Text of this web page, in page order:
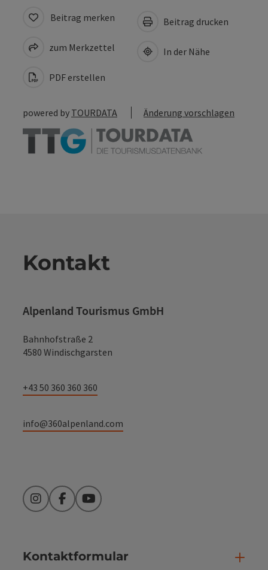
Beitrag merken
zum Merkzettel
PDF erstellen
Beitrag drucken
In der Nähe
powered by TOURDATA Änderung vorschlagen
Kontakt
Alpenland Tourismus GmbH
Bahnhofstraße 2
4580 Windischgarsten
+43 50 360 360 360
info@360alpenland.com
InstagramFacebookYouTube
Kontaktformular